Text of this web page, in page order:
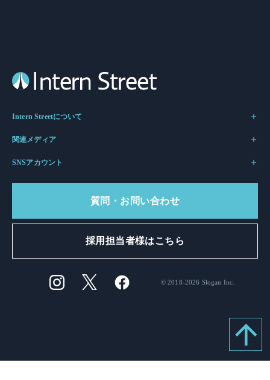
Intern Streetについて
関連メディア
SNSアカウント
質問・お問い合わせ
採用担当者様はこちら
© 2018-2026 Slogan Inc.